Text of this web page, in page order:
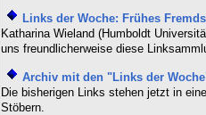
Links der Woche: Frühes
Katharina Wieland (Humboldt
uns freundlicherweise diese
Archiv mit den "Links der
Die bisherigen Links stehen jetzt in
Stöbern.